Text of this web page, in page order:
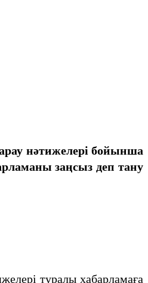
нәтижелері бойынша
заңсыз деп тану
туралы хабарламаға